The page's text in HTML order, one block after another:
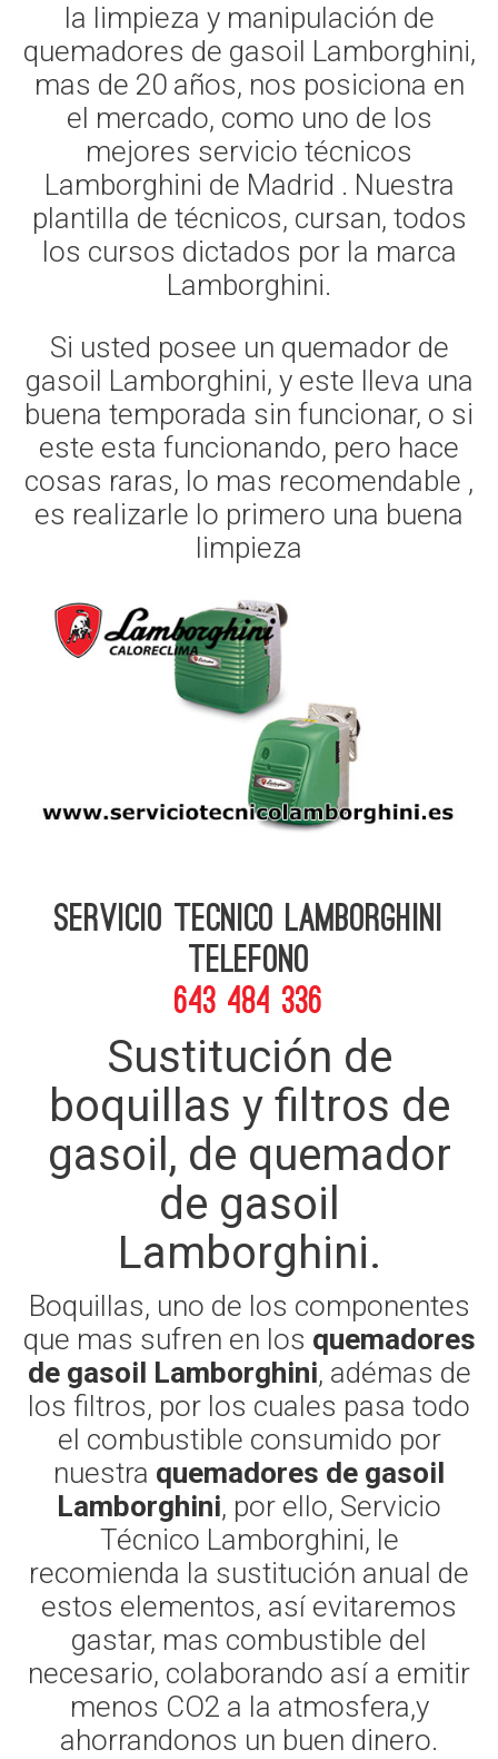
la limpieza y manipulación de
quemadores de gasoil Lamborghini,
mas de 20 años, nos posiciona en
el mercado, como uno de los
mejores servicio técnicos
Lamborghini de Madrid . Nuestra
plantilla de técnicos, cursan, todos
los cursos dictados por la marca
Lamborghini.
Si usted posee un quemador de
gasoil Lamborghini, y este lleva una
buena temporada sin funcionar, o si
este esta funcionando, pero hace
cosas raras, lo mas recomendable ,
es realizarle lo primero una buena
limpieza
Servicio Tecnico Lamborghini
telefono
643 484 336
Sustitución de
boquillas y filtros de
gasoil, de quemador
de gasoil
Lamborghini.
Boquillas, uno de los componentes
que mas sufren en los quemadores
de gasoil Lamborghini, adémas de
los filtros, por los cuales pasa todo
el combustible consumido por
nuestra quemadores de gasoil
Lamborghini, por ello, Servicio
Técnico Lamborghini, le
recomienda la sustitución anual de
estos elementos, así evitaremos
gastar, mas combustible del
necesario, colaborando así a emitir
menos CO2 a la atmosfera,y
ahorrandonos un buen dinero.